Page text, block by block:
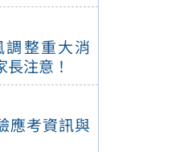
整重大消
注意！
應考資訊與